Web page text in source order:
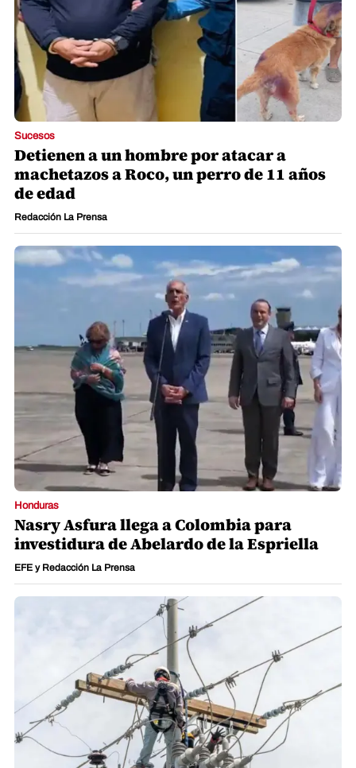
Sucesos
Detienen a un hombre por atacar a
machetazos a Roco, un perro de 11 años
de edad
Redacción La Prensa
Honduras
Nasry Asfura llega a Colombia para
investidura de Abelardo de la Espriella
EFE y Redacción La Prensa